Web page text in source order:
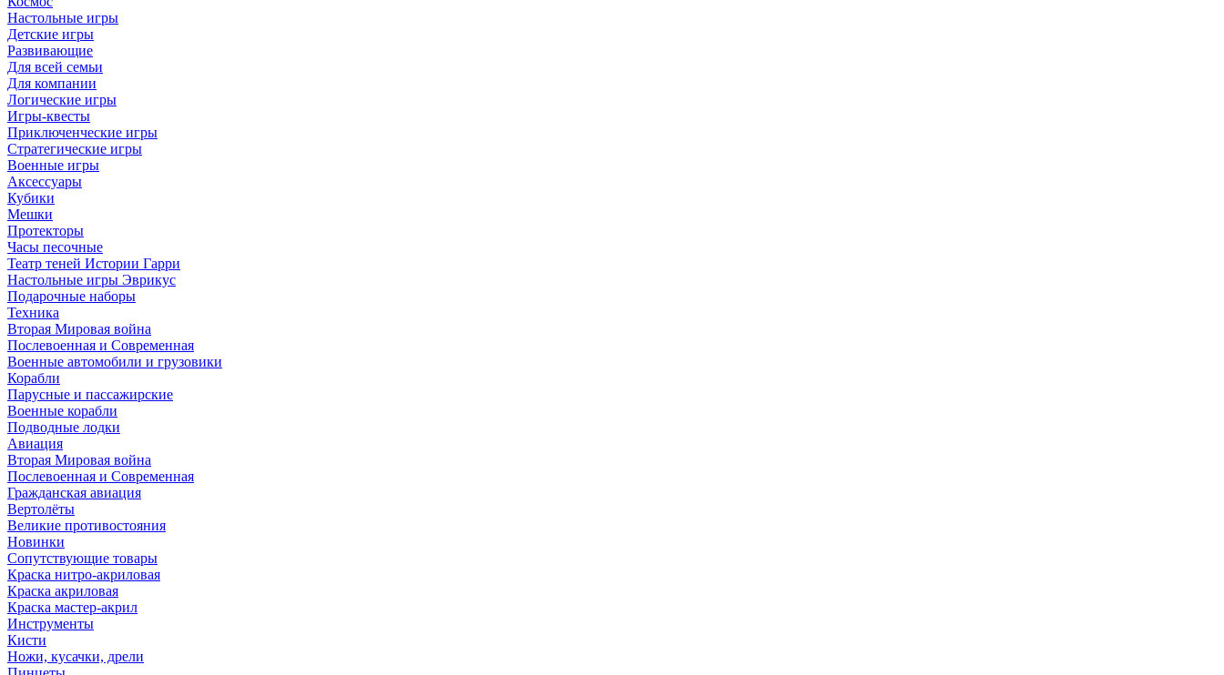
Настольные игры
Детские игры
Развивающие
Для всей семьи
Для компании
Логические игры
Игры-квесты
Приключенческие игры
Стратегические игры
Военные игры
Аксессуары
Кубики
Мешки
Протекторы
Часы песочные
Театр теней Истории Гарри
Настольные игры Эврикус
Подарочные наборы
Техника
Вторая Мировая война
Послевоенная и Современная
Военные автомобили и грузовики
Корабли
Парусные и пассажирские
Военные корабли
Подводные лодки
Авиация
Вторая Мировая война
Послевоенная и Современная
Гражданская авиация
Вертолёты
Великие противостояния
Новинки
Сопутствующие товары
Краска нитро-акриловая
Краска акриловая
Краска мастер-акрил
Инструменты
Кисти
Ножи, кусачки, дрели